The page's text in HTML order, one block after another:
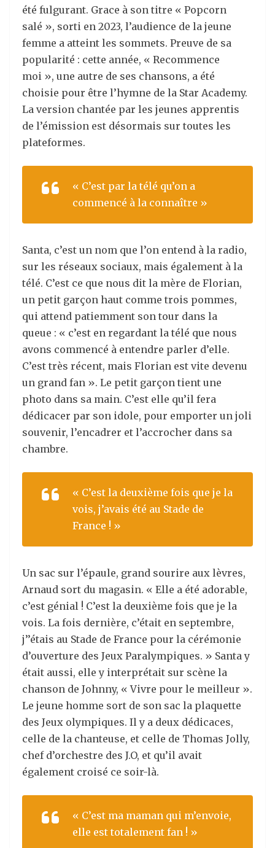
été fulgurant. Grace à son titre « Popcorn
salé », sorti en 2023, l’audience de la jeune
femme a atteint les sommets. Preuve de sa
popularité : cette année, « Recommence
moi », une autre de ses chansons, a été
choisie pour être l’hymne de la Star Academy.
La version chantée par les jeunes apprentis
de l’émission est désormais sur toutes les
plateformes.
« C’est par la télé qu’on a
commencé à la connaître »
Santa, c’est un nom que l’on entend à la radio,
sur les réseaux sociaux, mais également à la
télé. C’est ce que nous dit la mère de Florian,
un petit garçon haut comme trois pommes,
qui attend patiemment son tour dans la
queue : « c’est en regardant la télé que nous
avons commencé à entendre parler d’elle.
C’est très récent, mais Florian est vite devenu
un grand fan ». Le petit garçon tient une
photo dans sa main. C’est elle qu’il fera
dédicacer par son idole, pour emporter un joli
souvenir, l’encadrer et l’accrocher dans sa
chambre.
« C’est la deuxième fois que je la
vois, j’avais été au Stade de
France ! »
Un sac sur l’épaule, grand sourire aux lèvres,
Arnaud sort du magasin. « Elle a été adorable,
c’est génial ! C’est la deuxième fois que je la
vois. La fois dernière, c’était en septembre,
j’’étais au Stade de France pour la cérémonie
d’ouverture des Jeux Paralympiques. » Santa y
était aussi, elle y interprétait sur scène la
chanson de Johnny, «Vivre pour le meilleur ».
Le jeune homme sort de son sac la plaquette
des Jeux olympiques. Il y a deux dédicaces,
celle de la chanteuse, et celle de Thomas Jolly,
chef d’orchestre des J.O, et qu’il avait
également croisé ce soir-là.
« C’est ma maman qui m’envoie,
elle est totalement fan ! »